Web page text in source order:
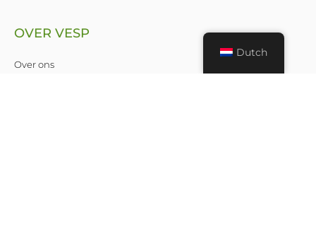
OVER VESP
Over ons
Dutch